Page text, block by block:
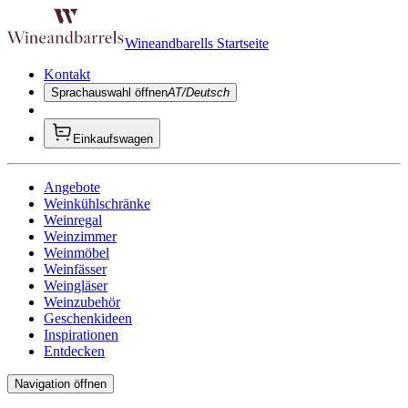
Wineandbarells Startseite
Kontakt
Sprachauswahl öffnenAT/Deutsch
Einkaufswagen
Angebote
Weinkühlschränke
Weinregal
Weinzimmer
Weinmöbel
Weinfässer
Weingläser
Weinzubehör
Geschenkideen
Inspirationen
Entdecken
Navigation öffnen